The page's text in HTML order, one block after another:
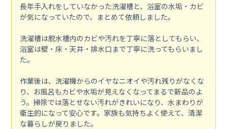
長年手入れをしていなかった洗濯槽と、浴室の水垢・カビ
が気になっていたので、まとめて依頼しました。
洗濯槽は脱水槽内のカビや汚れを丁寧に落としてもらい、
浴室は壁・床・天井・排水口まで丁寧に洗ってもらいまし
た。
作業後は、洗濯機からのイヤなニオイや汚れ残りがなくな
り、お風呂もカビや水垢が見えなくなってまるで新品のよ
う。掃除では落とせない汚れがきれいになり、水まわりが
衛生的になって安心です。家族も気持ちよく使えて、清潔
な暮らしが戻りました。